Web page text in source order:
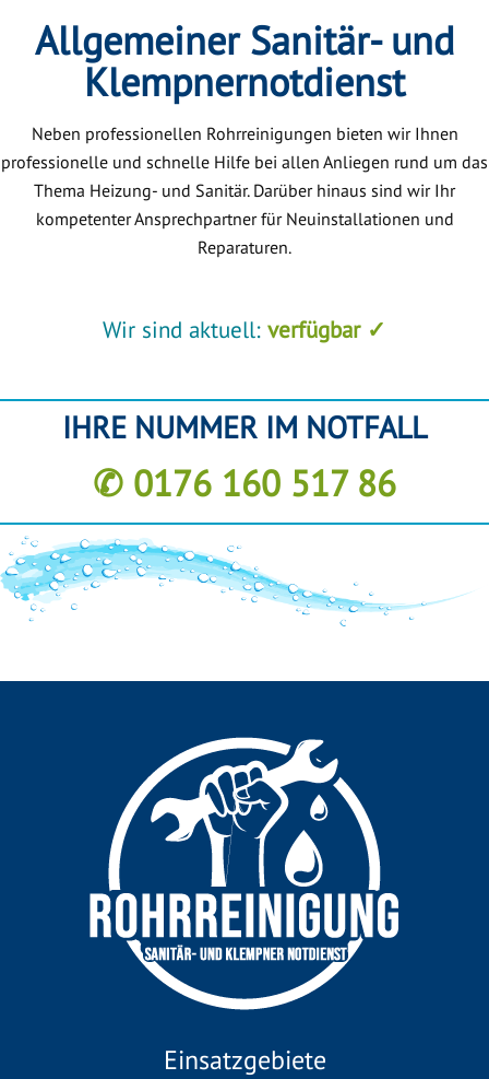
Allgemeiner Sanitär- und
Klempnernotdienst
Neben professionellen Rohrreinigungen bieten wir Ihnen
professionelle und schnelle Hilfe bei allen Anliegen rund um das
Thema Heizung- und Sanitär. Darüber hinaus sind wir Ihr
kompetenter Ansprechpartner für Neuinstallationen und
Reparaturen.
Wir sind aktuell: verfügbar ✓
IHRE NUMMER IM NOTFALL
✆ 0176 160 517 86
Einsatzgebiete